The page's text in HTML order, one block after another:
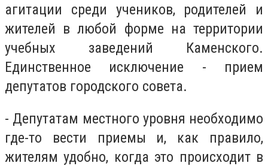
агитации среди учеников, родителей и
жителей в любой форме на территории
учебных заведений Каменского.
Единственное исключение - прием
депутатов городского совета.
- Депутатам местного уровня необходимо
где-то вести приемы и, как правило,
жителям удобно, когда это происходит в